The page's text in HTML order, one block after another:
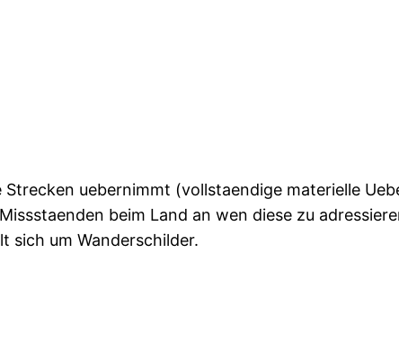
uebernimmt (vollstaendige materielle
beim Land an wen diese zu
sich um Wanderschilder.